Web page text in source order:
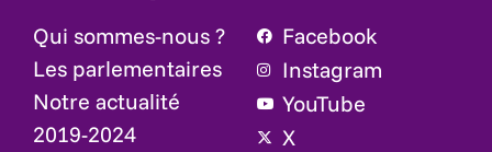
Qui sommes-nous ?
Les parlementaires
Notre actualité
2019-2024
Facebook
Instagram
YouTube
X